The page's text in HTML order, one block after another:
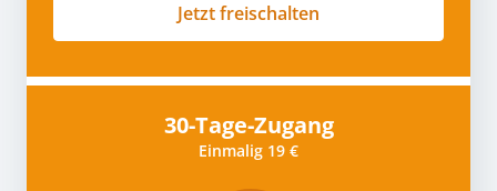
Jetzt freischalten
30-Tage-Zugang
Einmalig 19 €